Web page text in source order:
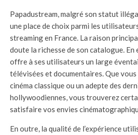
Papadustream, malgré son statut
une place de choix parmi les
streaming en France. La raison
doute la richesse de son catalogue.
offre à ses utilisateurs un large
télévisées et documentaires. Que
cinéma classique ou un adepte des
hollywoodiennes, vous trouverez
satisfaire vos envies
En outre, la qualité de l’expérience